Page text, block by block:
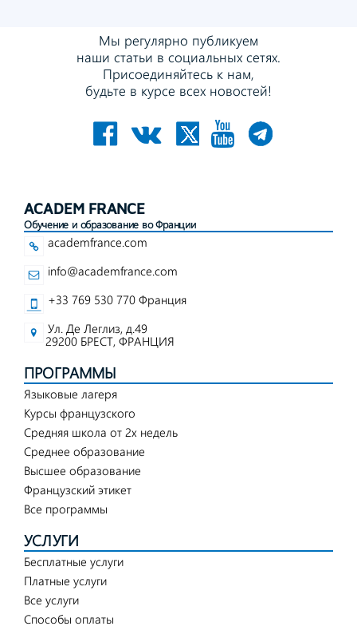
Мы регулярно публикуем
наши статьи в социальных сетях.
Присоединяйтесь к нам,
будьте в курсе всех новостей!
ACADEM FRANCE
Обучение и образование во Франции
academfrance.com
info@academfrance.com
+33 769 530 770 Франция
Ул. Де Леглиз, д.49
29200 БРЕСТ, ФРАНЦИЯ
ПРОГРАММЫ
Языковые лагеря
Курсы французского
Средняя школа от 2х недель
Среднее образование
Высшее образование
Французский этикет
Все программы
УСЛУГИ
Бесплатные услуги
Платные услуги
Все услуги
Способы оплаты